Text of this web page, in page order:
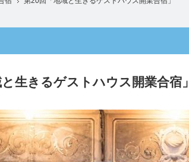
生きるゲストハウス開業合宿」